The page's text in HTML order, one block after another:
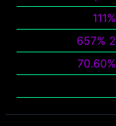
111%
2 657%
70.60%